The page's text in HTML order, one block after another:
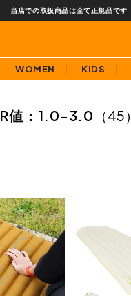
当店での取扱商品は全て正規品です
WOMEN KIDS
R値：1.0-3.0 （45）